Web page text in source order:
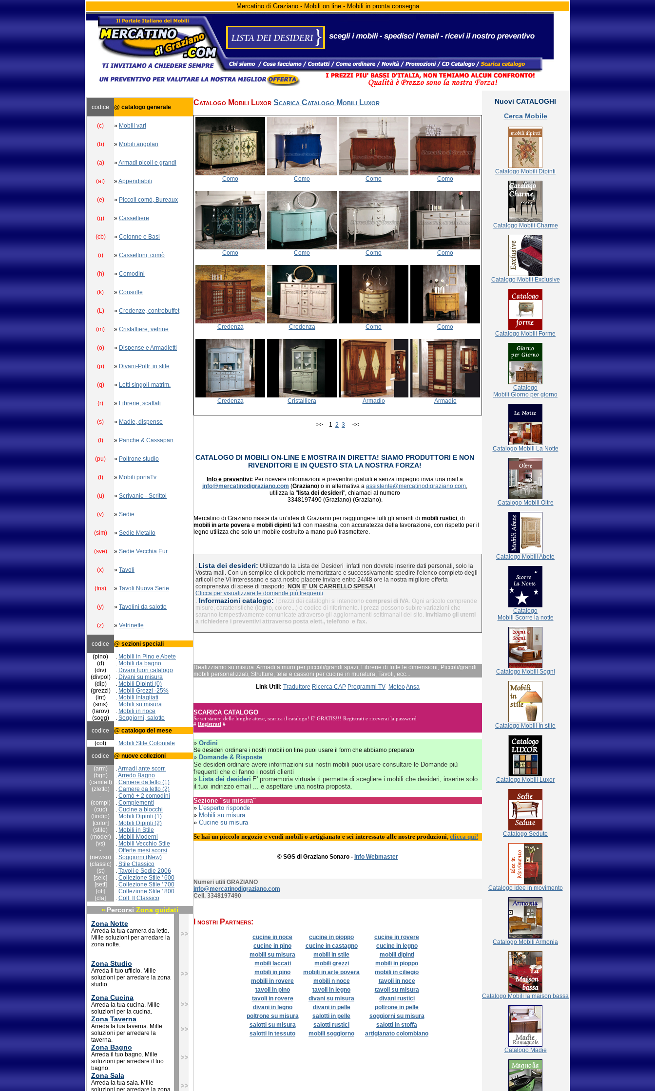
Mercatino di Graziano - Mobili on line - Mobili in pronta consegna
codice @ catalogo generale
(c) » Mobili vari
(b) » Mobili angolari
(a) »Armadi picoli e grandi
(at) »Appendiabiti
(e) » Piccoli comò, Bureaux
(g) » Cassettiere
(cb) » Colonne e Basi
(i) » Cassettoni, comò
(h) » Comodini
(k) » Consolle
(L) » Credenze, controbuffet
(m) » Cristalliere, vetrine
(o) » Dispense e Armadietti
(p) » Divani-Poltr. in stile
(q) » Letti singoli-matrim.
(r) » Librerie, scaffali
(s) » Madie, dispense
(f) » Panche & Cassapan.
(pu) » Poltrone studio
(t) » Mobili portaTv
(u) » Scrivanie - Scrittoi
(v) » Sedie
(sim) » Sedie Metallo
(sve) » Sedie Vecchia Eur.
(x) » Tavoli
(tns) » Tavoli Nuova Serie
(y) » Tavolini da salotto
(z) » Vetrinette
codice
@ sezioni speciali
(pino)
. Mobili in Pino e Abete
(d)
. Mobili da bagno
(div)
. Divani fuori catalogo
(divpol)
. Divani su misura
(dip)
. Mobili Dipinti (0)
(grezzi)
. Mobili Grezzi -25%
(int)
. Mobili Intagliati
(sms)
. Mobili su misura
(larov)
. Mobili in noce
(sogg)
. Soggiorni, salotto
codice
@ catalogo del mese
(col)
. Mobili Stile Coloniale
codice
@ nuove collezioni
(arm)
.Armadi ante scorr.
(bgn)
.Arredo Bagno
(camlett)
. Camere da letto (1)
(zletto)
. Camere da letto (2)
-
. Comò + 2 comodini
(compl)
. Complementi
(cuc)
. Cucine a blocchi
(lindip)
. Mobili Dipinti (1)
[color]
. Mobili Dipinti (2)
(stile)
. Mobili in Stile
(moder)
. Mobili Moderni
(vs)
. Mobili Vecchio Stile
-
. Offerte mesi scorsi
(newso)
. Soggiorni (New)
(classic)
. Stile Classico
(st)
. Tavoli e Sedie 2006
[seic]
. Collezione Stile ' 600
[sett]
. Collezione Stile ' 700
[ott]
. Collezione Stile ' 800
[cla]
. Coll. Il Classico
» Percorsi Zona guidati
Zona Notte
Arreda la tua camera da letto.
Mille soluzioni per arredare la
zona notte.
Zona Studio
Arreda il tuo ufficio. Mille
soluzioni per arredare la zona
studio.
Zona Cucina
Arreda la tua cucina. Mille
soluzioni per la cucina.
Zona Taverna
Arreda la tua taverna. Mille
soluzioni per arredare la
taverna.
Zona Bagno
Arreda il tuo bagno. Mille
soluzioni per arredare il tuo
bagno.
Zona Sala
Arreda la tua sala. Mille
soluzioni per arredare la zona
Catalogo Mobili Luxor Scarica Catalogo Mobili Luxor
Como Como Como Como
Como Como Como Como
Credenza Credenza Como Como
Credenza Cristalliera Armadio Armadio
>> 1 2 3 <<
CATALOGO DI MOBILI ON-LINE E MOSTRA IN DIRETTA! SIAMO PRODUTTORI E NON
RIVENDITORI E IN QUESTO STA LA NOSTRA FORZA!
Info e preventivi: Per ricevere informazioni e preventivi gratuiti e senza impegno invia una mail a
info@mercatinodigraziano.com (Graziano) o in alternativa a assistente@mercatinodigraziano.com,
utilizza la " lista dei desideri", chiamaci al numero
3348197490 (Graziano) (Graziano).
Mercatino di Graziano nasce da un’idea di Graziano per raggiungere tutti gli amanti di mobili rustici, di
mobili in arte povera e mobili dipinti fatti con maestria, con accuratezza della lavorazione, con rispetto per il
legno utilizza che solo un mobile costruito a mano può trasmettere.
. Lista dei desideri: Utilizzando la Lista dei Desideri infatti non dovrete inserire dati personali, solo la
Vostra mail. Con un semplice click potrete memorizzare e successivamente spedire l'elenco completo degli
articoli che Vi interessano e sarà nostro piacere inviare entro 24/48 ore la nostra migliore offerta
comprensiva di spese di trasporto. NON E' UN CARRELLO SPESA!
Clicca per visualizzare le domande più frequenti
. Informazioni catalogo: I prezzi dei cataloghi si intendono compresi di IVA. Ogni articolo comprende
misure, caratteristiche (legno, colore...) e codice di riferimento. I prezzi possono subire variazioni che
saranno tempestivamente comunicate attraverso gli aggiornamenti settimanali del sito. Invitiamo gli utenti
a richiedere i preventivi attraverso posta elett., telefono e fax.
Realizziamo su misura: Armadi a muro per piccoli/grandi spazi, Librerie di tutte le dimensioni, Piccoli/grandi
mobili personalizzati, Strutture, telai e cassoni per cucine in muratura, Tavoli, ecc...
Link Utili: Traduttore Ricerca CAP Programmi TV MeteoAnsa
SCARICA CATALOGO
Se sei stanco delle lunghe attese, scarica il catalogo! E' GRATIS!!! Registrati e riceverai la password
# Registrati #
» Ordini
Se desideri ordinare i nostri mobili on line puoi usare il form che abbiamo preparato
» Domande & Risposte
Se desideri ordinare avere informazioni sui nostri mobili puoi usare consultare le Domande più
frequenti che ci fanno i nostri clienti
» Lista dei desideri E' promemoria virtuale ti permette di scegliere i mobili che desideri, inserire solo
il tuoi indirizzo email ... e aspettare una nostra proposta.
Sezione "su misura"
» L'esperto risponde
» Mobili su misura
» Cucine su misura
Se hai un piccolo negozio e vendi mobili o artigianato e sei interessato alle nostre produzioni, clicca qui!
© SGS di Graziano Sonaro - Info Webmaster
Numeri utili GRAZIANO
info@mercatinodigraziano.com
Cell. 3348197490
I nostri Partners:
cucine in noce cucine in pioppo
cucine in rovere
cucine in pino
cucine in castagno
cucine in legno
mobili su misura
mobili in stile
mobili dipinti
mobili laccati
mobili grezzi
mobili in pioppo
mobili in pino
mobili in arte povera
mobili in ciliegio
mobili in rovere
mobili n noce
tavoli in noce
tavoli in pino
tavoli in legno
tavoli su misura
tavoli in rovere
divani su misura
divani rustici
divani in legno
divani in pelle
poltrone in pelle
poltrone su misura
salotti in pelle
soggiorni su misura
salotti su misura
salotti rustici
salotti in stoffa
salotti in tessuto
mobili soggiorno artigianato colombiano
Nuovi CATALOGHI
Cerca Mobile
Catalogo Mobili Dipinti
Catalogo Mobili Charme
Catalogo Mobili Exclusive
Catalogo Mobili Forme
Catalogo
Mobili Giorno per giorno
Catalogo Mobili La Notte
Catalogo Mobili Oltre
Catalogo Mobili Abete
Catalogo
Mobili Scorre la notte
Catalogo Mobili Sogni
Catalogo Mobili In stile
Catalogo Mobili Luxor
Catalogo Sedute
Catalogo Idee in movimento
Catalogo Mobili Armonia
Catalogo Mobili la maison bassa
Catalogo Madie